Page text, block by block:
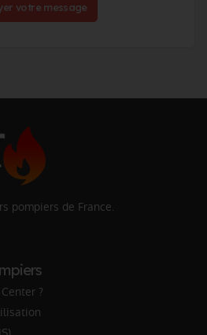
votre message
pompiers de France.
?